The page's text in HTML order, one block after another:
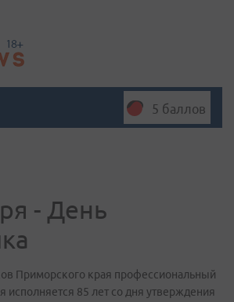
5 баллов
- День
Приморского края профессиональный
исполняется 85 лет со дня утверждения